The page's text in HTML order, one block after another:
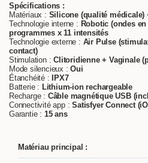
Spécifications :
Matériaux : Silicone (qualité médicale)
Technologie interne : Robotic (ondes
programmes x 11 intensités
Technologie externe : Air Pulse
contact)
Stimulation :Clitoridienne + Vaginale
Mode silencieux :Oui
Étanchéité :
IPX7
Batterie : Lithium-ion rechargeable
Recharge : Câble magnétique USB
Connectivité app :Satisfyer Connect
Garantie : 15 ans
Matériau principal :